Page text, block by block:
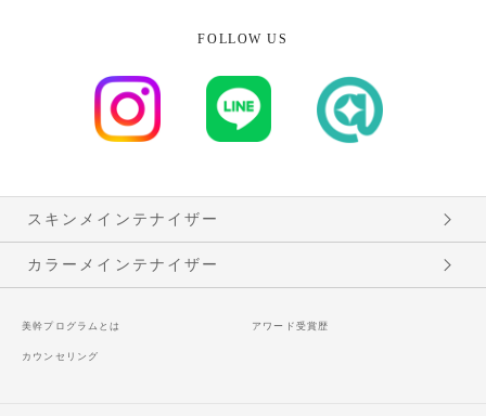
FOLLOW US
スキンメインテナイザー
カラーメインテナイザー
美幹プログラムとは アワード受賞歴
カウンセリング